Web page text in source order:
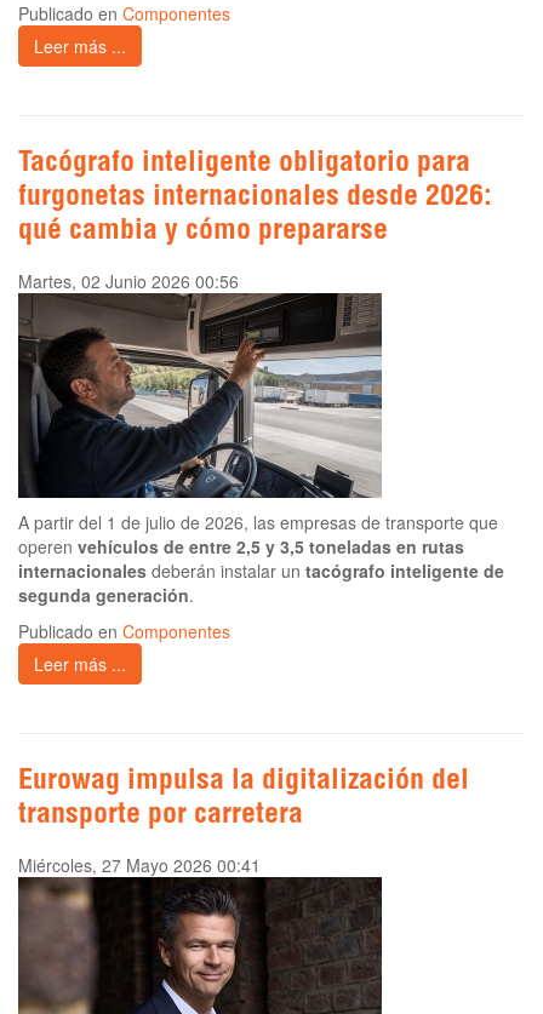
Publicado en Componentes
Leer más ...
Tacógrafo inteligente obligatorio para
furgonetas internacionales desde 2026:
qué cambia y cómo prepararse
Martes, 02 Junio 2026 00:56
A partir del 1 de julio de 2026, las empresas de transporte que
operen vehículos de entre 2,5 y 3,5 toneladas en rutas
internacionales deberán instalar un tacógrafo inteligente de
segunda generación.
Publicado en Componentes
Leer más ...
Eurowag impulsa la digitalización del
transporte por carretera
Miércoles, 27 Mayo 2026 00:41